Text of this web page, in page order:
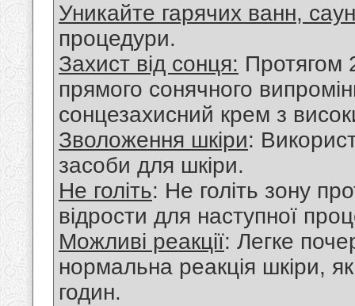
Уникайте гарячих ванн,
процедури.
Захист від сонця: Протягом
прямого сонячного
сонцезахисний крем з
Зволоження шкіри:
засоби для шкіри.
Не голіть: Не голіть зону
відрости для наступної
Можливі реакції: Легке
нормальна реакція шкіри,
годин.